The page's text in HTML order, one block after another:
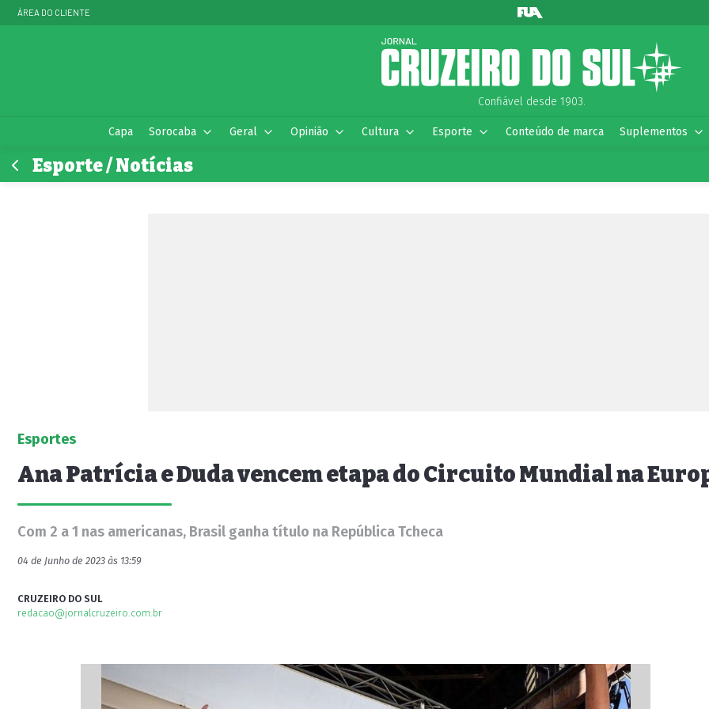
ÁREA DO CLIENTE
Confiável desde 1903.
Capa Sorocaba Geral Opinião Cultura Esporte Conteúdo de marca Suplementos
Esporte / Notícias
Esportes
Ana Patrícia e Duda vencem etapa do Circuito Mundial na
Com 2 a 1 nas americanas, Brasil ganha título na República Tcheca
04 de Junho de 2023 às 13:59
CRUZEIRO DO SUL
redacao@jornalcruzeiro.com.br